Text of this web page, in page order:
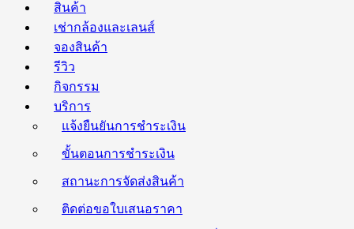
สินค้า
เช่ากล้องและเลนส์
จองสินค้า
รีวิว
กิจกรรม
บริการ
แจ้งยืนยันการชำระเงิน
ขั้นตอนการชำระเงิน
สถานะการจัดส่งสินค้า
ติดต่อขอใบเสนอราคา